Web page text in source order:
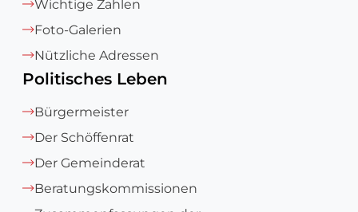
Wichtige Zahlen
Foto-Galerien
Nützliche Adressen
Politisches Leben
Bürgermeister
Der Schöffenrat
Der Gemeinderat
Beratungskommissionen